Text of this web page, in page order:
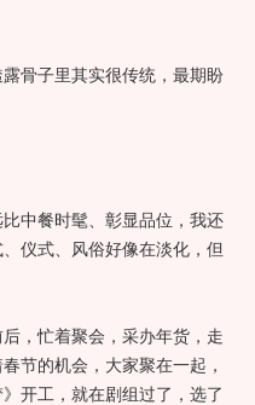
骨子里其实很传统，最期盼
中餐时髦、彰显品位，我还
仪式、风俗好像在淡化，但
，忙着聚会，采办年货，走
节的机会，大家聚在一起，
开工，就在剧组过了，选了